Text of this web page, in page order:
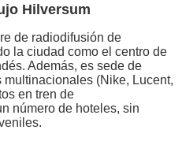
Hilversum
de radiodifusión de
la ciudad como el centro de
Además, es sede de
(Nike, Lucent,
en tren de
número de hoteles, sin